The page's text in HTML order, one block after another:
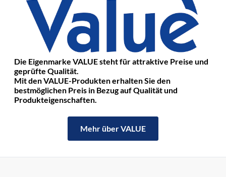
Die Eigenmarke VALUE steht für attraktive Preise und
geprüfte Qualität.
Mit den VALUE-Produkten erhalten Sie den
bestmöglichen Preis in Bezug auf Qualität und
Produkteigenschaften.
Mehr über VALUE